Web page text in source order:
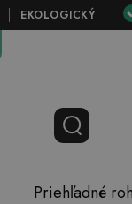
EKOLOGICKÝ
Priehľadné